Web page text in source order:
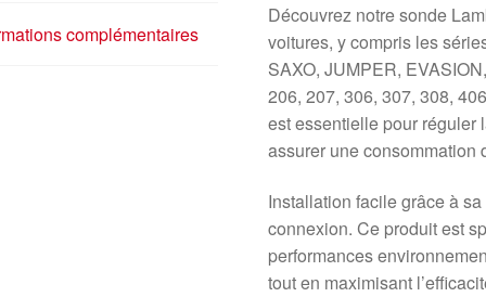
complémentaires
Découvrez notre sonde
voitures, y compris les
SAXO, JUMPER,
206, 207, 306, 307, 308,
est essentielle pour réguler
assurer une consommation
Installation facile grâce à
connexion. Ce produit est
performances
tout en maximisant